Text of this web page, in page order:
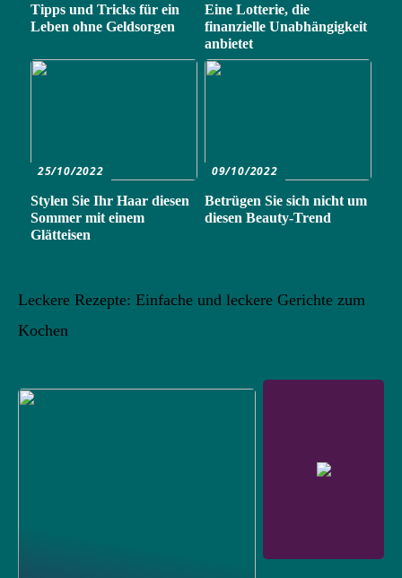
Tipps und Tricks für ein
Leben ohne Geldsorgen
Eine Lotterie, die
finanzielle Unabhängigkeit
anbietet
25/10/2022
Stylen Sie Ihr Haar diesen
Sommer mit einem
Glätteisen
09/10/2022
Betrügen Sie sich nicht um
diesen Beauty-Trend
Leckere Rezepte: Einfache und leckere Gerichte zum
Kochen